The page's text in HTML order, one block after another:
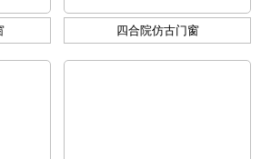
四合院仿古门窗